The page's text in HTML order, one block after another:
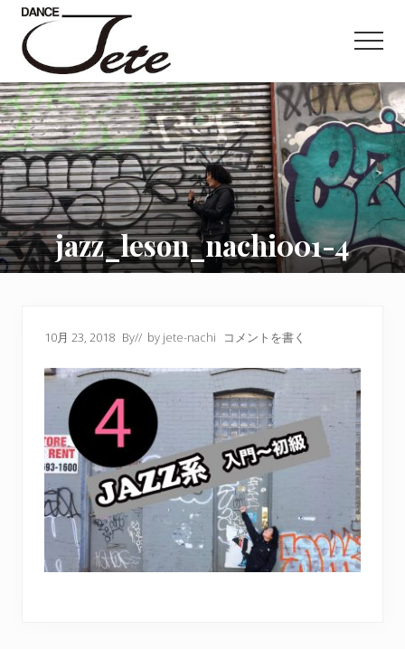
Menu
Skip
main
content
Skip
primary
sidebar
Skip
footer
Dance,NY,project,
jazz_leson_nachi001-4
10月 23, 2018 By// by jete-nachi コメントを書く